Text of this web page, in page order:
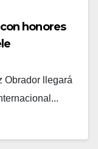
honores
Obrador llegará